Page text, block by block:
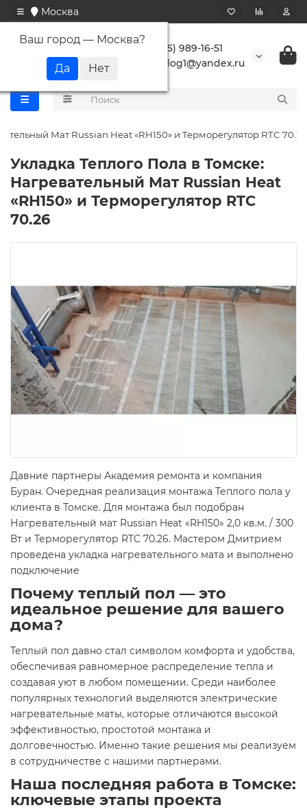
Москва
Ваш город — Москва?
+7 (495) 989-16-51
buranlog1@yandex.ru
Мат Russian Heat «RH150» и Терморегулятор RTC 70.26
Укладка Теплого Пола в Томске:
Нагревательный Мат Russian Heat
«RH150» и Терморегулятор RTC
70.26
Давние партнеры Академия ремонта и компания
Буран. Очередная реализация монтажа Теплого пола у
клиента в Томске. Для монтажа был подобран
Нагревательный мат Russian Heat «RH150» 2,0 кв.м. / 300
Вт и Терморегулятор RTC 70.26. Мастером Дмитрием
проведена укладка нагревательного мата и выполнено
подключение
Почему теплый пол — это
идеальное решение для вашего
дома?
Теплый пол давно стал символом комфорта и удобства,
обеспечивая равномерное распределение тепла и
создавая уют в любом помещении. Среди наиболее
популярных технологий выделяются электрические
нагревательные маты, которые отличаются высокой
эффективностью, простотой монтажа и
долговечностью. Именно такие решения мы реализуем
в сотрудничестве с нашими партнерами.
Наша последняя работа в Томске:
ключевые этапы проекта